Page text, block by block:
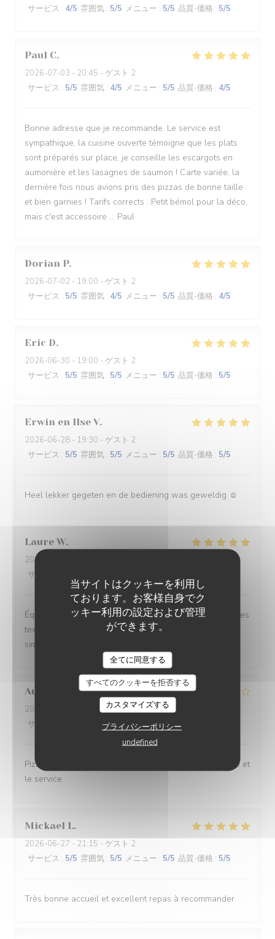
当サイトはクッキーを利用し
ております。お客様自身でク
ッキー利用の設定および管理
ができます。
全てに同意する
すべてのクッキーを拒否する
カスタマイズする
プライバシーポリシー
undefined
サービス : 4/5 雰囲気 : 5/5 メニュー : 5/5 品質-価格 : 5/5
Paul C
2026-07-03 - 20:45 - ゲスト 2
サービス : 5/5 雰囲気 : 4/5 メニュー : 5/5 品質-価格 : 4/5
Bonne adresse que je recommande. Le service est
sympathique, la cuisine ouverte témoigne que les plats
sont préparés sur place, je conseille les escargots en
aumonière et les lasagnes de saumon ! Carte variée, la
dernière fois nous avions pris des pizzas de bonne taille
et bien garnies ! Tarifs corrects . Petit bémol pour la déco,
mais c'est accessoire ... Paul
Dorian P
2026-07-02 - 19:00 - ゲスト 2
サービス : 5/5 雰囲気 : 4/5 メニュー : 5/5 品質-価格 : 4/5
Eric D
2026-06-30 - 19:00 - ゲスト 2
サービス : 5/5 雰囲気 : 5/5 メニュー : 5/5 品質-価格 : 5/5
Erwin en Ilse V
2026-06-28 - 19:30 - ゲスト 2
サービス : 5/5 雰囲気 : 5/5 メニュー : 5/5 品質-価格 : 5/5
Heel lekker gegeten en de bediening was geweldig ☺️
Laure W
2026-06-26
サービス
Équilibre des goûts, hardiesse des mélanges, subtilité des
textures. Le bel ami, c’est du GRAND art, en toute
simplicité. On ne peut pas rêver meilleur moment.
Aurélien
2026-06-27
- 19:15 - ゲスト 3
サービス
雰囲気:3/5 メニュー :4/5 品質-価格
Pizzeria simple. De l’attente pour la prise de commande et
le service
Mickael L
2026-06-27 - 21:15 - ゲスト 2
サービス : 5/5 雰囲気 : 5/5 メニュー : 5/5 品質-価格 : 5/5
Très bonne accueil et excellent repas à recommander